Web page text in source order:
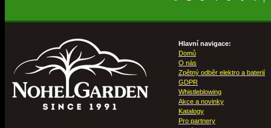
Hlavní navigace:
Domů
O nás
Zpětný odběr elektro a baterií
GDPR
Whistleblowing
Akce a novinky
Katalogy
Pro partnery